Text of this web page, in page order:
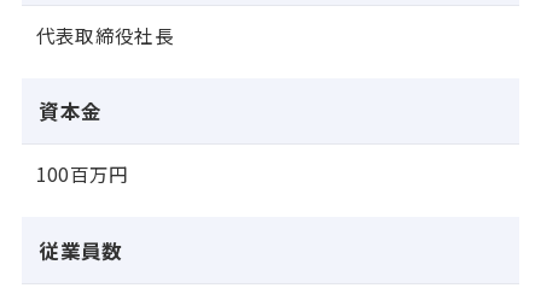
代表取締役社長
資本金
100百万円
従業員数